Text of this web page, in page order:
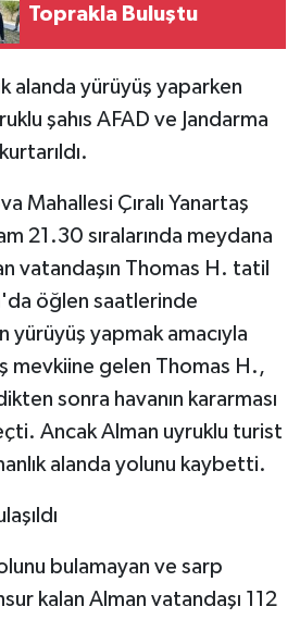
Toprakla Buluştu
alanda yürüyüş yaparken
şahıs AFAD ve Jandarma
Mahallesi Çıralı Yanartaş
21.30 sıralarında meydana
vatandaşın Thomas H. tatil
öğlen saatlerinde
yürüyüş yapmak amacıyla
mevkiine gelen Thomas H.,
sonra havanın kararması
Ancak Alman uyruklu turist
alanda yolunu kaybetti.
bulamayan ve sarp
kalan Alman vatandaşı 112